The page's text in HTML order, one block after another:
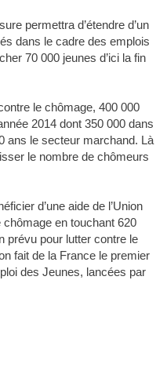
permettra d’étendre d’un
dans le cadre des emplois
70 000 jeunes d’ici la fin
le chômage, 400 000
2014 dont 350 000 dans
ans le secteur marchand. Là
le nombre de chômeurs
d’une aide de l’Union
en touchant 620
prévu pour lutter contre le
fait de la France le premier
des Jeunes, lancées par